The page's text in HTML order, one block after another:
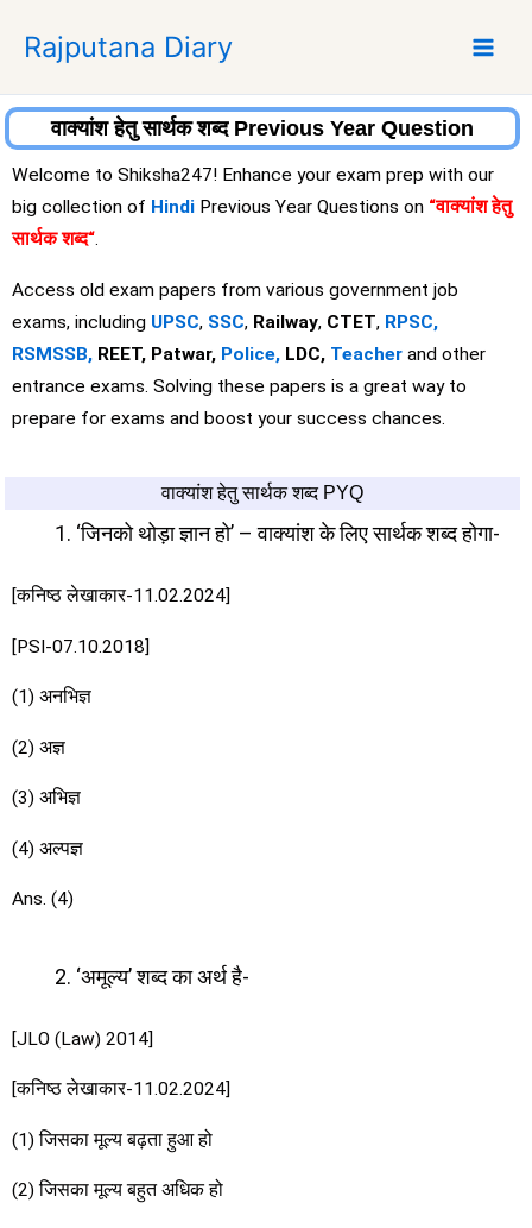
p
Rajputana Diary
वाक्यांश हेतु सार्थक शब्द Previous Year Question
Welcome to Shiksha247! Enhance your exam prep with our
big collection of Hindi Previous Year Questions on “वाक्यांश हेतु
सार्थक शब्द“.
Access old exam papers from various government job
exams, including UPSC, SSC, Railway, CTET, RPSC,
RSMSSB, REET, Patwar, Police, LDC, Teacher and other
entrance exams. Solving these papers is a great way to
prepare for exams and boost your success chances.
वाक्यांश हेतु सार्थक शब्द PYQ
‘जिनको थोड़ा ज्ञान हो’ – वाक्यांश के लिए सार्थक शब्द होगा-
[कनिष्ठ लेखाकार-11.02.2024]
[PSI-07.10.2018]
(1) अनभिज्ञ
(2) अज्ञ
(3) अभिज्ञ
(4) अल्पज्ञ
Ans. (4)
‘अमूल्य’ शब्द का अर्थ है-
[JLO (Law) 2014]
[कनिष्ठ लेखाकार-11.02.2024]
(1) जिसका मूल्य बढ़ता हुआ हो
(2) जिसका मूल्य बहुत अधिक हो